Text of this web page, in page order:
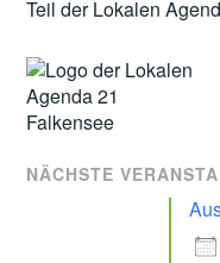
Teil der Lokalen
NÄCHSTE